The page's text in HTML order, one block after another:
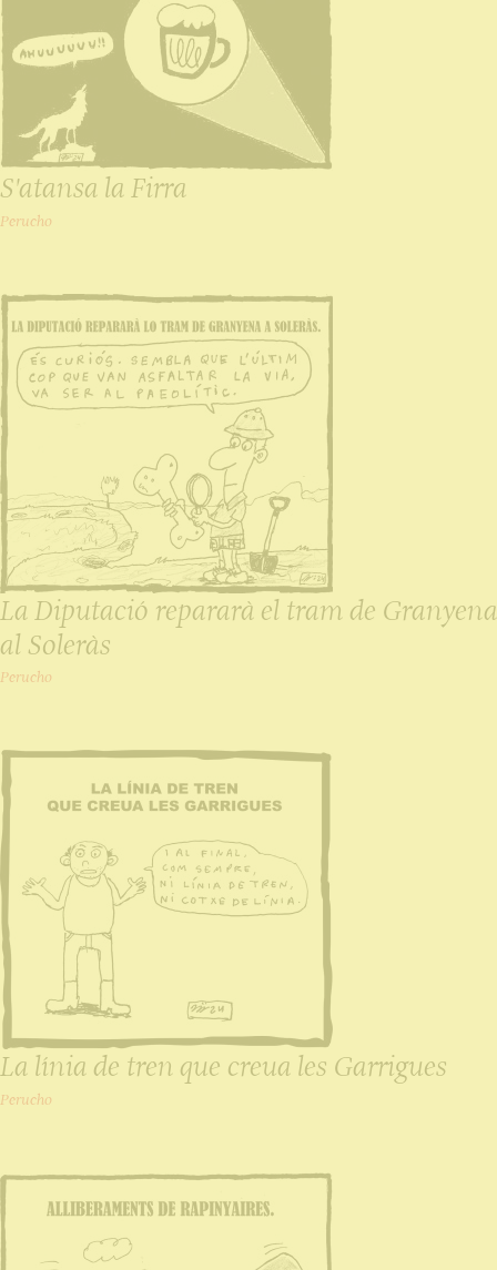
S'atansa la Firra
Perucho
La Diputació repararà el tram de Granyena
al Soleràs
Perucho
La línia de tren que creua les Garrigues
Perucho